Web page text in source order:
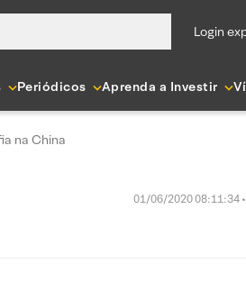
login
Periódicos Aprenda a Investir
na China
01/06/2020 08:11:34